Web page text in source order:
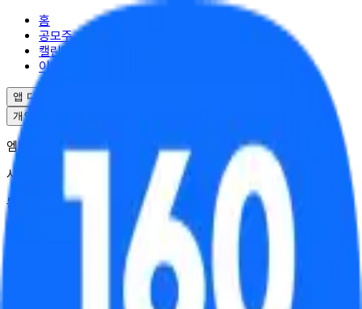
홈
공모주
캘린더
이벤트
앱 다운로드
개인정보처리방침
엠엘투자자문(주) | 대표 윤도선
사업자등록번호 : 341-88-02703
통신판매업 : 2025-서울강남-04995
서울특별시 강남구 역삼로17길 10
대표번호 : 02-6949-0045
© ML Investment Advisory Co.,Ltd. All Rights Reserved.